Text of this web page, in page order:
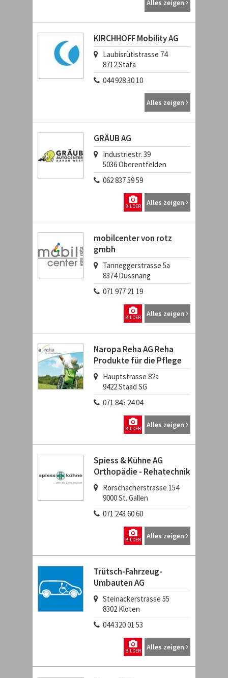
Alles zeigen
KIRCHHOFF Mobility AG
Laubisrütistrasse 74
8712Stäfa
044 928 30 10
Alles zeigen
GRÄUB AG
Industriestr. 39
5036Oberentfelden
062 837 59 59
Alles zeigen
BILDER
mobilcenter von rotz
gmbh
Tanneggerstrasse 5a
8374 Dussnang
071 977 21 19
Alles zeigen
BILDER
Naropa Reha AG Reha
Produkte für die Pflege
Hauptstrasse 82a
9422Staad SG
071 845 24 04
Alles zeigen
BILDER
Spiess & Kühne AG
Orthopädie - Rehatechnik
Rorschacherstrasse 154
9000St. Gallen
071 243 60 60
Alles zeigen
BILDER
Trütsch-Fahrzeug-
Umbauten AG
Steinackerstrasse 55
8302 Kloten
044 320 01 53
Alles zeigen
BILDER